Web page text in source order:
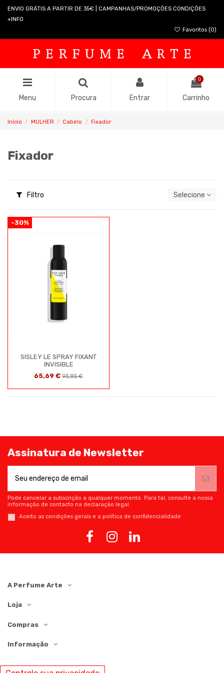
ENVIO GRÁTIS A PARTIR DE 35€ | CAMPANHAS/PROMOÇÕES CONDIÇÕES
+INFO
Favoritos (0)
Menu Procura Entrar
0
Carrinho
Início MULHER Cabelo Fixador
Fixador
Filtro Selecione
-30%
SISLEY LE SPRAY FIXANT
INVISIBLE
65,69 € 93,85 €
Assinatura de Newsletter
Pode cancelar a subscrição a qualquer momento. Para tal, consulte a nossa
informação de contacto na declaração legal.
Aceito as condições gerais e a política de confidencialidade
A Perfume Arte
Loja
Compras
Informação